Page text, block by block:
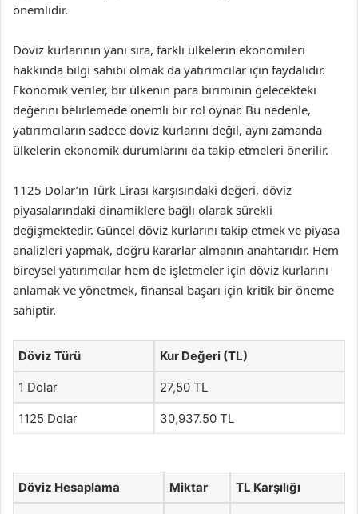
önemlidir.
Döviz kurlarının yanı sıra, farklı ülkelerin ekonomileri
hakkında bilgi sahibi olmak da yatırımcılar için faydalıdır.
Ekonomik veriler, bir ülkenin para biriminin gelecekteki
değerini belirlemede önemli bir rol oynar. Bu nedenle,
yatırımcıların sadece döviz kurlarını değil, aynı zamanda
ülkelerin ekonomik durumlarını da takip etmeleri önerilir.
1125 Dolar’ın Türk Lirası karşısındaki değeri, döviz
piyasalarındaki dinamiklere bağlı olarak sürekli
değişmektedir. Güncel döviz kurlarını takip etmek ve piyasa
analizleri yapmak, doğru kararlar almanın anahtarıdır. Hem
bireysel yatırımcılar hem de işletmeler için döviz kurlarını
anlamak ve yönetmek, finansal başarı için kritik bir öneme
sahiptir.
Döviz Türü Kur Değeri (TL)
1 Dolar 27,50 TL
1125 Dolar 30,937.50 TL
Döviz Hesaplama Miktar TL Karşılığı